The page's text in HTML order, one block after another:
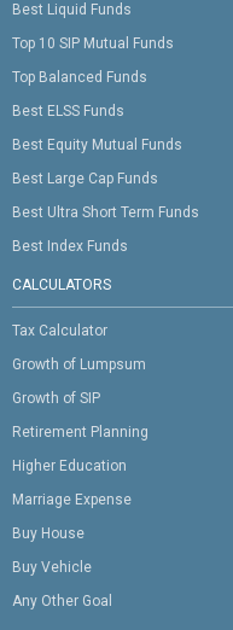
Best Liquid Funds
Top 10 SIP Mutual Funds
Top Balanced Funds
Best ELSS Funds
Best Equity Mutual Funds
Best Large Cap Funds
Best Ultra Short Term Funds
Best Index Funds
CALCULATORS
Tax Calculator
Growth of Lumpsum
Growth of SIP
Retirement Planning
Higher Education
Marriage Expense
Buy House
Buy Vehicle
Any Other Goal